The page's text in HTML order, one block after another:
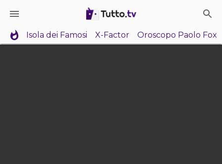
Isola dei Famosi X-Factor Oroscopo Paolo Fox